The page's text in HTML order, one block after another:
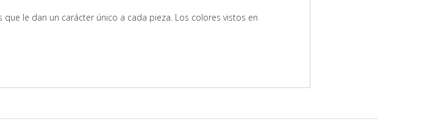
le dan un carácter único a cada pieza. Los colores vistos en